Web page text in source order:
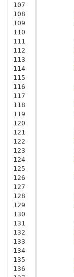
107
108
109
110
111
112
113
114
115
116
117
118
119
120
121
122
123
124
125
126
127
128
129
130
131
132
133
134
135
136